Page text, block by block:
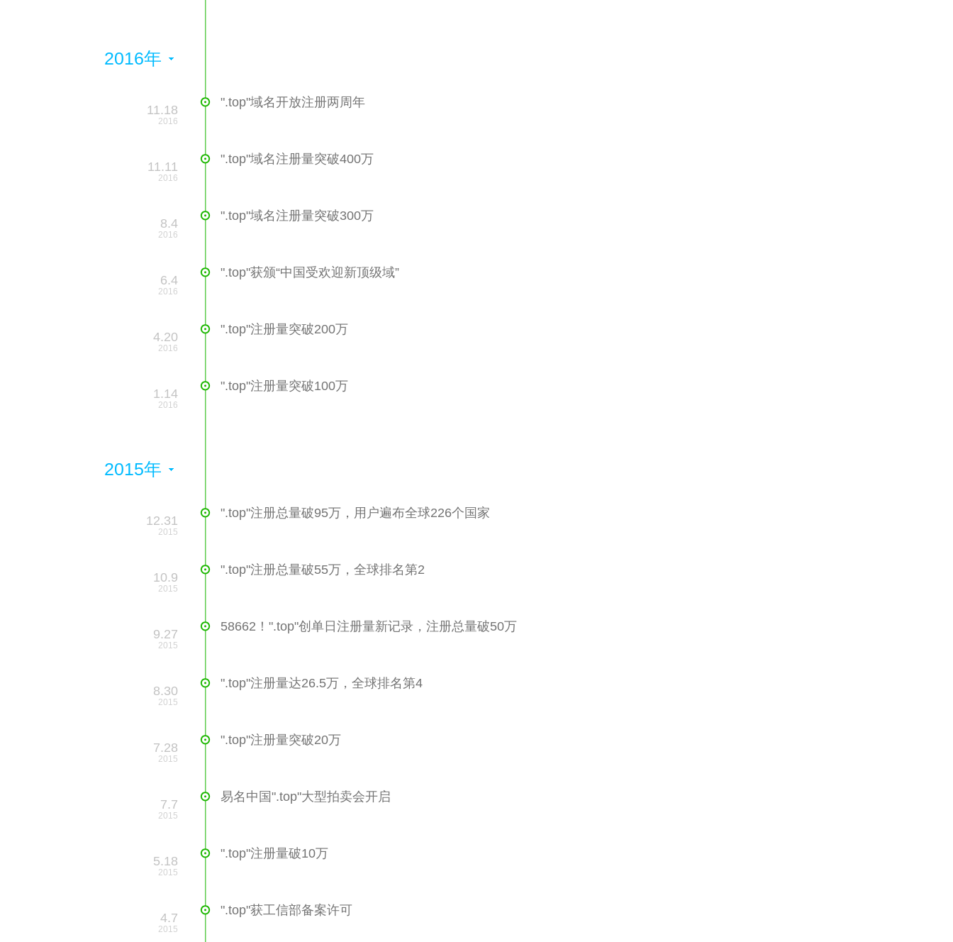
2016年
11.18
2016
".top"域名开放注册两周年
11.11
2016
".top"域名注册量突破400万
8.4
2016
".top"域名注册量突破300万
6.4
2016
".top"获颁“中国受欢迎新顶级域”
4.20
2016
".top"注册量突破200万
1.14
2016
".top"注册量突破100万
2015年
12.31
2015
".top"注册总量破95万，用户遍布全球226个国家
10.9
2015
".top"注册总量破55万，全球排名第2
9.27
2015
58662！".top"创单日注册量新记录，注册总量破50万
8.30
2015
".top"注册量达26.5万，全球排名第4
7.28
2015
".top"注册量突破20万
7.7
2015
易名中国".top"大型拍卖会开启
5.18
2015
".top"注册量破10万
4.7
2015
".top"获工信部备案许可